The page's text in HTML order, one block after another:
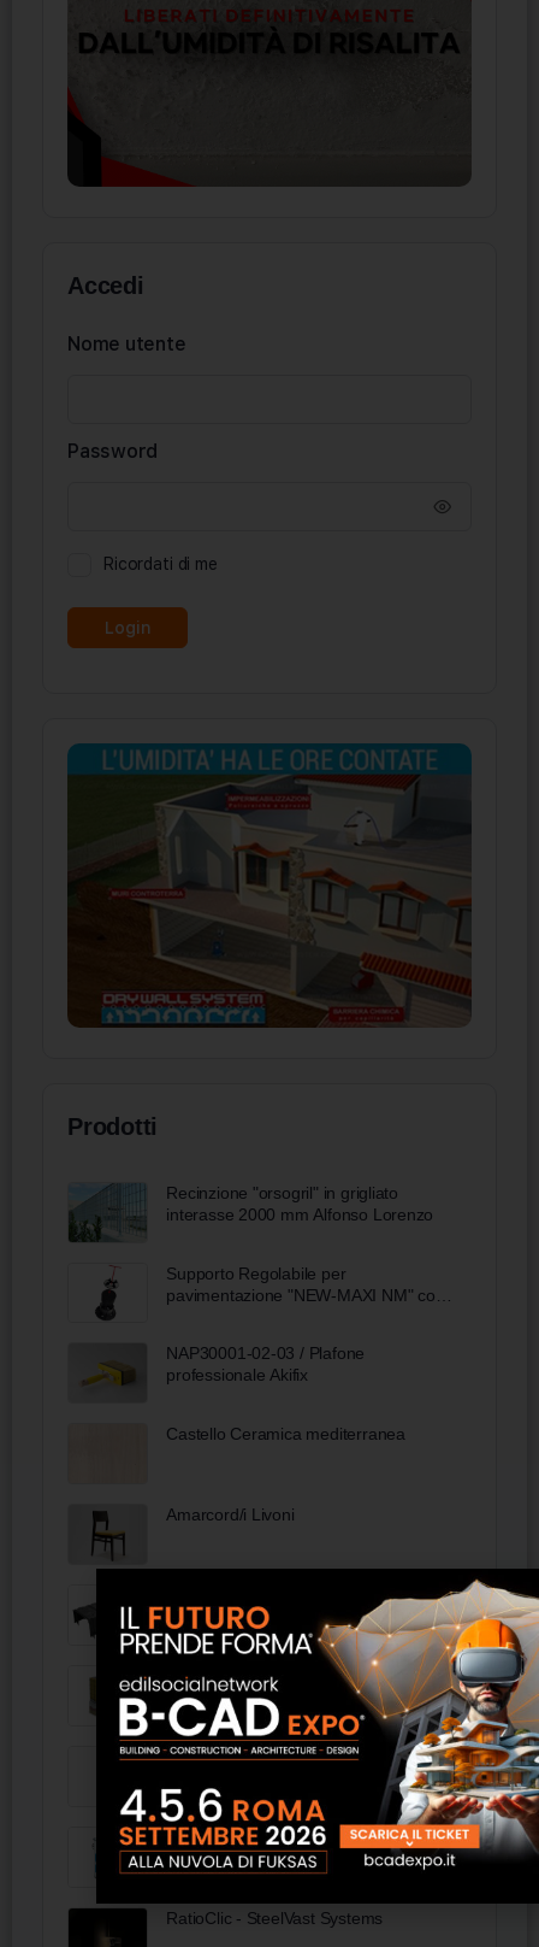
Accedi
Nome utente
Password
Ricordati di me
Prodotti
Recinzione "orsogril" in grigliato
interasse 2000 mm Alfonso Lorenzo
Supporto Regolabile per
pavimentazione "NEW-MAXI NM" con
NAP30001-02-03 / Plafone
professionale Akifix
Castello Ceramica mediterranea
Amarcord/i Livoni
Modulo a getto doppio ECOSISM
Tramezze in legno cemento Isotex
Triflex FlexFiller
RatioClic - SteelVast Systems